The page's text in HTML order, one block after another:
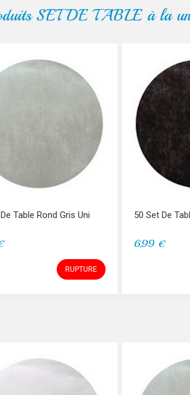
SET DE TABLE à la
Table Rond Gris Uni
RUPTURE
50 Set De
6,99 €